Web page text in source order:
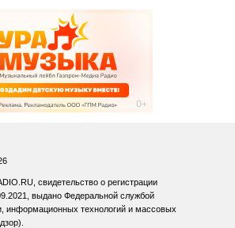
свидетельство о регистрации
выдано Федеральной службой
информационных технологий и массовых